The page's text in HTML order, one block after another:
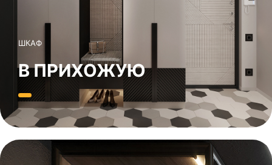
ШКАФ
В ПРИХОЖУЮ